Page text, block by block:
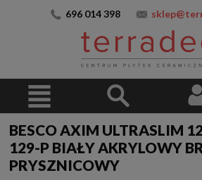
696 014 398
BESCO AXIM ULTRASLIM
129-P BIAŁY AKRYLOWY
PRYSZNICOWY